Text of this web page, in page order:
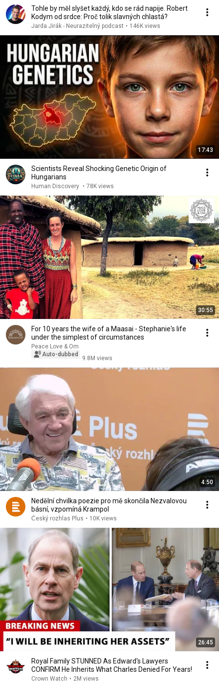
Tohle by měl slyšet každý, kdo se rád napije. Robert
Kodym od srdce: Proč tolik slavných chlastá?
Jarda Jirák - Neurazitelný podcast • 146K views
17:43
Scientists Reveal Shocking Genetic Origin of
Hungarians
Human Discovery • 78K views
30:55
For 10 years the wife of a Maasai - Stephanie's life
under the simplest of circumstances
Peace Love & Om
Auto-dubbed
9.8M views
4:50
Nedělní chvilka poezie pro mě skončila Nezvalovou
básní, vzpomíná Krampol
Český rozhlas Plus • 10K views
26:45
Royal Family STUNNED As Edward's Lawyers
CONFIRM He Inherits What Charles Denied For Years!
Crown Watch • 2M views